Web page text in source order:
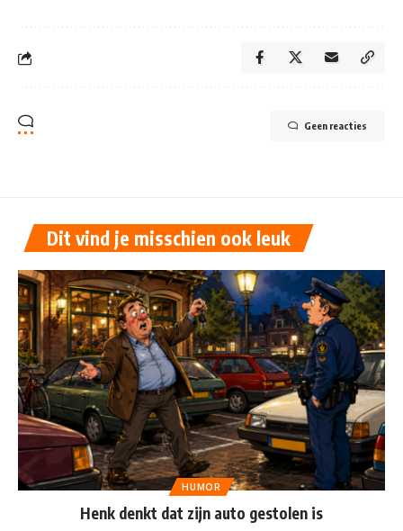
Geen reacties
Dit vind je misschien ook leuk
HUMOR
Henk denkt dat zijn auto gestolen is